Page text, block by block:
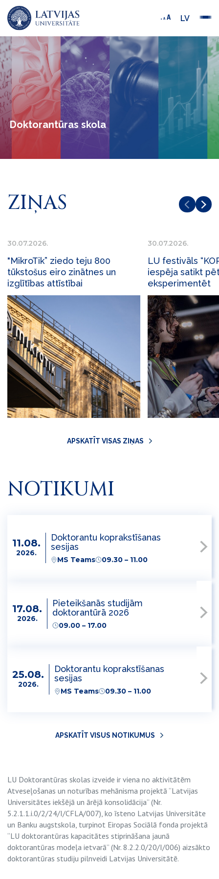
LV
Doktorantūras skola
ZIŅAS
30.07.2026.
"MikroTik” ziedo teju 800
tūkstošus eiro zinātnes un
izglītības attīstībai
30.07.2026.
LU festivāls
iespēja satikt
eksperimentēt
APSKATĪT VISAS ZIŅAS
NOTIKUMI
11.08.
2026.
Doktorantu koprakstīšanas
sesijas
MS Teams 09.30 – 11.00
17.08.
2026.
Pieteikšanās studijām
doktorantūrā 2026
09.00 – 17.00
25.08.
2026.
Doktorantu koprakstīšanas
sesijas
MS Teams 09.30 – 11.00
APSKATĪT VISUS NOTIKUMUS
LU Doktorantūras skolas izveide ir viena no aktivitātēm
Atveseļošanas un noturības mehānisma projektā “Latvijas
Universitātes iekšējā un ārējā konsolidācija” (Nr.
5.2.1.1.i.0/2/24/I/CFLA/007), ko īsteno Latvijas Universitāte
un Banku augstskola, turpinot Eiropas Sociālā fonda projektā
“LU doktorantūras kapacitātes stiprināšana jaunā
doktorantūras modeļa ietvarā” (Nr. 8.2.2.0/20/I/006) aizsākto
doktorantūras studiju pilnveidi Latvijas Universitātē.